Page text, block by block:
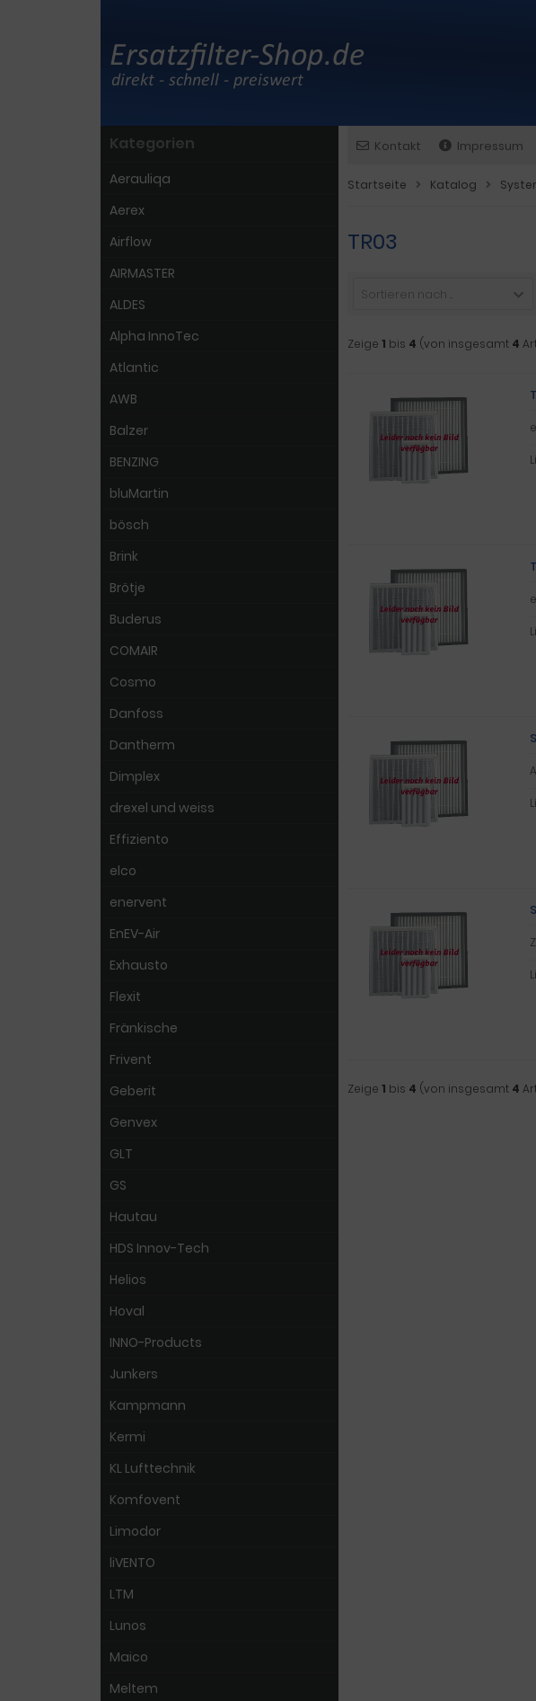
Kontakt Impressum
Startseite Katalog
TR03
Sortieren nach ...
Zeige 1 bis 4 (von insgesamt 4
Zeige 1 bis 4 (von insgesamt 4
Kategorien
Aerauliqa
Aerex
Airflow
AIRMASTER
ALDES
Alpha InnoTec
Atlantic
AWB
Balzer
BENZING
bluMartin
bösch
Brink
Brötje
Buderus
COMAIR
Cosmo
Danfoss
Dantherm
Dimplex
drexel und weiss
Effiziento
elco
enervent
EnEV-Air
Exhausto
Flexit
Fränkische
Frivent
Geberit
Genvex
GLT
GS
Hautau
HDS Innov-Tech
Helios
Hoval
INNO-Products
Junkers
Kampmann
Kermi
KL Lufttechnik
Komfovent
Limodor
liVENTO
LTM
Lunos
Maico
Meltem